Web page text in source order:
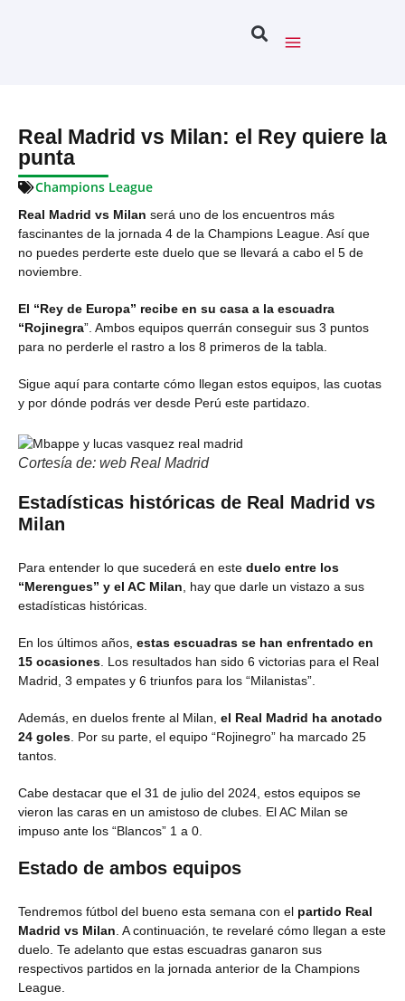
Real Madrid vs Milan: el Rey quiere la
punta
Champions League
Real Madrid vs Milan será uno de los encuentros más
fascinantes de la jornada 4 de la Champions League. Así que
no puedes perderte este duelo que se llevará a cabo el 5 de
noviembre.
El “Rey de Europa” recibe en su casa a la escuadra
“Rojinegra”. Ambos equipos querrán conseguir sus 3 puntos
para no perderle el rastro a los 8 primeros de la tabla.
Sigue aquí para contarte cómo llegan estos equipos, las cuotas
y por dónde podrás ver desde Perú este partidazo.
Cortesía de: web Real Madrid
Estadísticas históricas de Real Madrid vs
Milan
Para entender lo que sucederá en este duelo entre los
“Merengues” y el AC Milan , hay que darle un vistazo a sus
estadísticas históricas.
En los últimos años, estas escuadras se han enfrentado en
15 ocasiones . Los resultados han sido 6 victorias para el Real
Madrid, 3 empates y 6 triunfos para los “Milanistas”.
Además, en duelos frente al Milan, el Real Madrid ha anotado
24 goles . Por su parte, el equipo “Rojinegro” ha marcado 25
tantos.
Cabe destacar que el 31 de julio del 2024, estos equipos se
vieron las caras en un amistoso de clubes. El AC Milan se
impuso ante los “Blancos” 1 a 0.
Estado de ambos equipos
Tendremos fútbol del bueno esta semana con el partido Real
Madrid vs Milan . A continuación, te revelaré cómo llegan a este
duelo. Te adelanto que estas escuadras ganaron sus
respectivos partidos en la jornada anterior de la Champions
League.